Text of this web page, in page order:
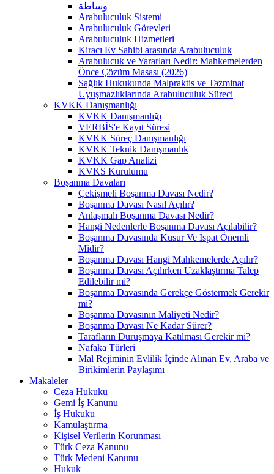
وساطة
Arabuluculuk Sistemi
Arabuluculuk Görevleri
Arabuluculuk Hizmetleri
Kiracı Ev Sahibi arasında Arabuluculuk
Arabulucuk ve Yararları Nedir: Mahkemelerden
Önce Çözüm Masası (2026)
Sağlık Hukukunda Malpraktis ve Tazminat
Uyuşmazlıklarında Arabuluculuk Süreci
KVKK Danışmanlığı
KVKK Danışmanlığı
VERBİS'e Kayıt Süresi
KVKK Süreç Danışmanlığı
KVKK Teknik Danışmanlık
KVKK Gap Analizi
KVKS Kurulumu
Boşanma Davaları
Çekişmeli Boşanma Davası Nedir?
Boşanma Davası Nasıl Açılır?
Anlaşmalı Boşanma Davası Nedir?
Hangi Nedenlerle Boşanma Davası Açılabilir?
Boşanma Davasında Kusur Ve İspat Önemli
Midir?
Boşanma Davası Hangi Mahkemelerde Açılır?
Boşanma Davası Açılırken Uzaklaştırma Talep
Edilebilir mi?
Boşanma Davasında Gerekçe Göstermek Gerekir
mi?
Boşanma Davasının Maliyeti Nedir?
Boşanma Davası Ne Kadar Sürer?
Tarafların Duruşmaya Katılması Gerekir mi?
Nafaka Türleri
Mal Rejiminin Evlilik İçinde Alınan Ev, Araba ve
Birikimlerin Paylaşımı
Makaleler
Ceza Hukuku
Gemi İş Kanunu
İş Hukuku
Kamulaştırma
Kişisel Verilerin Korunması
Türk Ceza Kanunu
Türk Medeni Kanunu
Hukuk